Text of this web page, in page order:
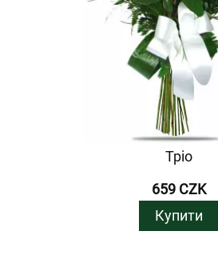
Тріо
659 CZK
Купити